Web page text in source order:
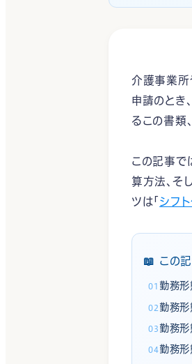
介護事業所
申請のとき
るこの書類
この記事で
算方法、そ
ツは「 シフ
この
勤務形
勤務形
勤務形
勤務形